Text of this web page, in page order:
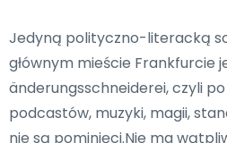
Jedyną polityczno-literacką
głównym mieście Frankfurcie
änderungsschneiderei, czyli
podcastów, muzyki, magii,
nie są pominięci.Nie ma